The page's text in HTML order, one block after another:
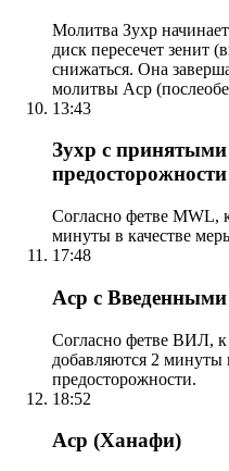
Молитва Зухр
диск пересечет зенит
снижаться. Она
молитвы Аср
13:43
Зухр с
предосторожности
Согласно фетве MWL,
минуты в качестве
17:48
Аср с
Согласно фетве ВИЛ,
добавляются 2 минуты
предосторожности.
18:52
Аср (Ханафи)